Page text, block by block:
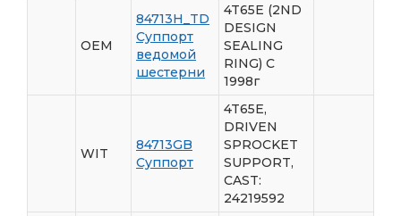
OEM
84713H_TD
Суппорт
ведомой
шестерни
4T65E (2ND
DESIGN
SEALING
RING) C
1998г
WIT
84713GB
Суппорт
4T65E,
DRIVEN
SPROCKET
SUPPORT,
CAST:
24219592